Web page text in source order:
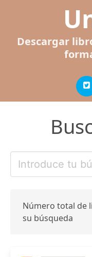
Descargar
Número total de
su búsqueda